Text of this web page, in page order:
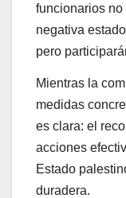
funcionarios
negativa
pero
Mientras la
medidas
es clara: el
acciones
Estado
duradera.